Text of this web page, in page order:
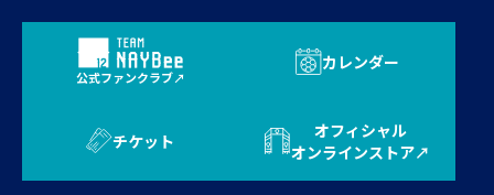
公式ファンクラブ
カレンダー
チケット
オフィシャル
オンラインストア